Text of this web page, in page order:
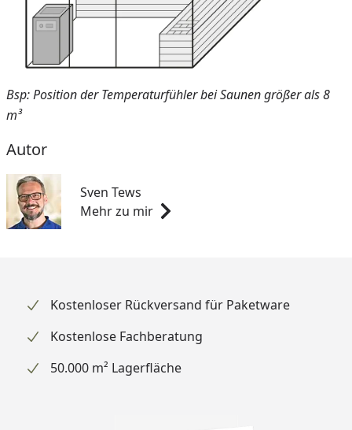
Bsp: Position der Temperaturfühler bei Saunen größer als 8
m³
Autor
Sven Tews
Mehr zu mir
Kostenloser Rückversand für Paketware
Kostenlose Fachberatung
50.000 m² Lagerfläche